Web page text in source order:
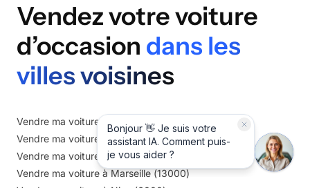
Vendez votre voiture
d’occasion dans les
villes voisines
Vendre ma voiture à Aix-en-Provence
Vendre ma voiture àAvignon (84000)
Vendre ma voiture àGrasse (6130)
Vendre ma voiture àMarseille(13000)